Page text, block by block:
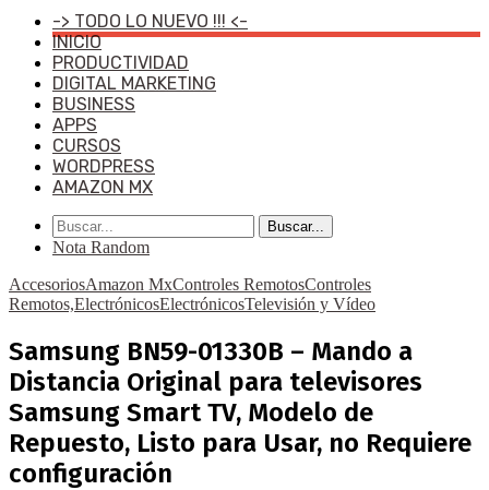
-> TODO LO NUEVO !!! <-
INICIO
PRODUCTIVIDAD
DIGITAL MARKETING
BUSINESS
APPS
CURSOS
WORDPRESS
AMAZON MX
Buscar...
Nota Random
AccesoriosAmazon MxControles RemotosControles
Remotos,ElectrónicosElectrónicosTelevisión y Vídeo
Samsung BN59-01330B – Mando a
Distancia Original para televisores
Samsung Smart TV, Modelo de
Repuesto, Listo para Usar, no Requiere
configuración